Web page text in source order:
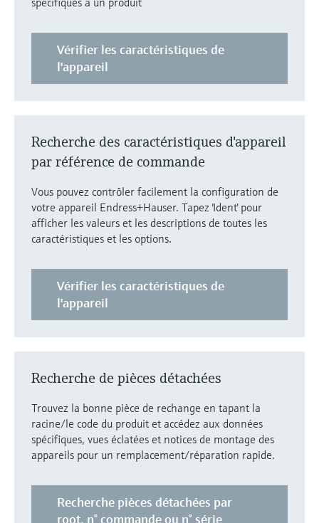
l'application
Device Viewer
Trouver des informations et de la
documentation spécifiques à un produit
tapant la racine/le code du produit et
accédez aux données spécifiques, vues
éclatées et notices de montage des appareils
pour un remplacement/réparation rapide.
Mesure du niveau par barrière à
micro-ondes
Mesure du niveau par la pression
Analyseurs de dureté, fer, etc.
Photomètres de process
Mesure par transmission de micro-
ondes
Technologie Memosens
Vérifier les caractéristiques de
l'appareil
Recherche des caractéristiques d'appareil
par référence de commande
Vous pouvez contrôler facilement la configuration de
votre appareil Endress+Hauser. Tapez 'Ident' pour
afficher les valeurs et les descriptions de toutes les
caractéristiques et les options.
Vérifier les caractéristiques de
l'appareil
Recherche de pièces détachées
Trouvez la bonne pièce de rechange en tapant la
racine/le code du produit et accédez aux données
spécifiques, vues éclatées et notices de montage des
appareils pour un remplacement/réparation rapide.
Recherche pièces détachées par
root, n° commande ou n° série